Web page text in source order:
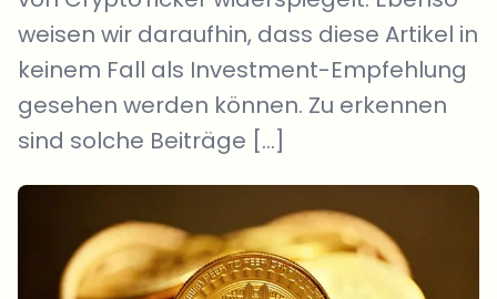
weisen wir daraufhin, dass diese Artikel in
keinem Fall als Investment-Empfehlung
gesehen werden können. Zu erkennen
sind solche Beiträge […]